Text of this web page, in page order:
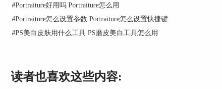
二、Portraiture磨皮滤镜
相对于PS滤镜库中的滤镜，Portraiture显得更高
晰感。
#Portraiture好用吗 Portraiture怎么用
#Portraiture怎么设置参数 Portraiture怎么设置快捷键
#PS美白皮肤用什么工具 PS磨皮美白工具怎么用
读者也喜欢这些内容: